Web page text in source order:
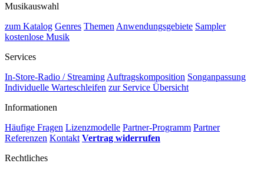
Musikauswahl
zum Katalog Genres Themen Anwendungsgebiete Sampler
kostenlose Musik
Services
In-Store-Radio / Streaming Auftragskomposition Songanpassung
Individuelle Warteschleifen zur Service Übersicht
Informationen
Häufige Fragen Lizenzmodelle Partner-Programm Partner
Referenzen Kontakt Vertrag widerrufen
Rechtliches